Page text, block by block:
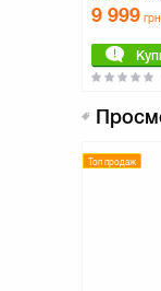
9 999 грн.
Топ продаж